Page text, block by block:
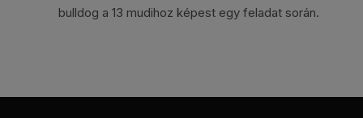
bulldog a 13 mudihoz képest egy feladat során.